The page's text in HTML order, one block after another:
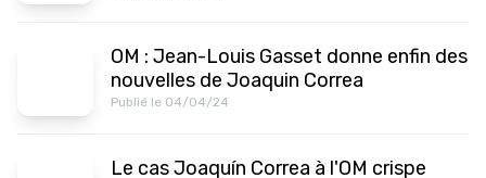
OM : Jean-Louis Gasset donne enfin des
nouvelles de Joaquin Correa
Publié le 04/04/24
Le cas Joaquín Correa à l'OM crispe